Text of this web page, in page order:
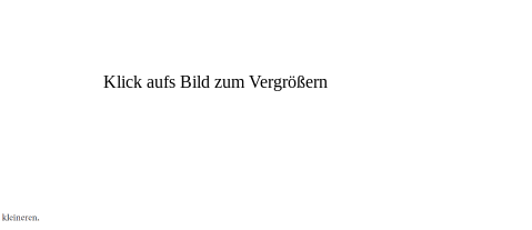
Klick aufs Bild zum Vergrößern